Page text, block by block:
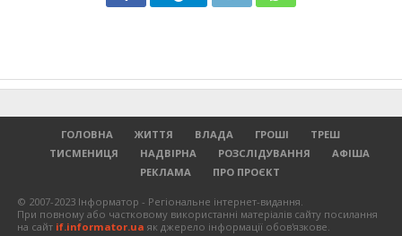
ГОЛОВНА ЖИТТЯ ВЛАДА ГРОШІ
ТРЕШ
ТИСМЕНИЦЯ
НАДВІРНА РОЗСЛІДУВАННЯ
АФІША
РЕКЛАМА
ПРО ПРОЄКТ
© 2007-2023 Інформатор - Регіональне інтернет-видання.
При повному або частковому використанні матеріалів сайту посилання
на сайт if.informator.ua як джерело інформації обов'язкове.